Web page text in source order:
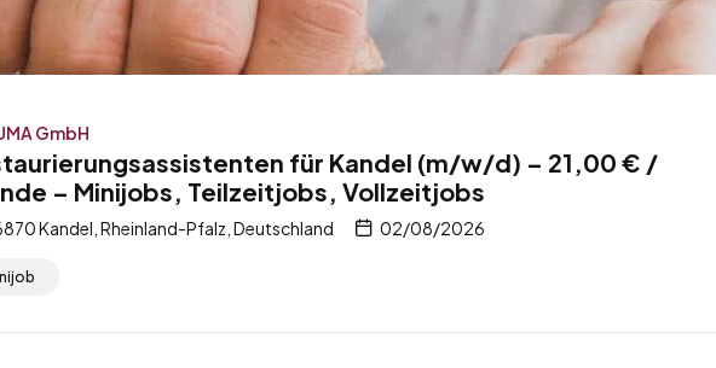
GmbH
für Kandel (m/w/d) – 21,00 € /
– Minijobs, Teilzeitjobs, Vollzeitjobs
Kandel, Rheinland-Pfalz, Deutschland 02/08/2026